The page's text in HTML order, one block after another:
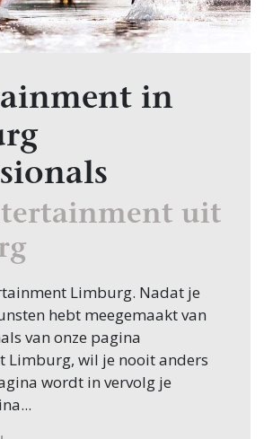
in
uit
Limburg. Nadat je
hebt meegemaakt van
van onze pagina
Limburg, wil je nooit anders
wordt in vervolg je
jij of iemand anders naar